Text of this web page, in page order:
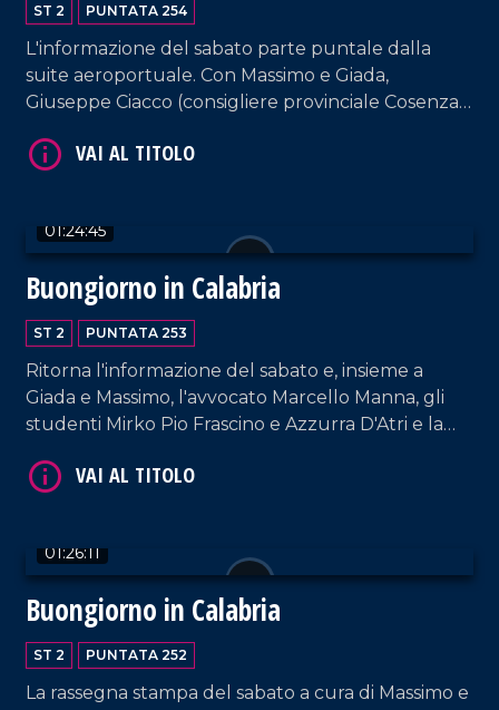
ST 2 PUNTATA 254
L'informazione del sabato parte puntale dalla
suite aeroportuale. Con Massimo e Giada,
Giuseppe Ciacco (consigliere provinciale Cosenza),
Grosso.
01:24:45
Buongiorno in Calabria
ST 2 PUNTATA 253
Ritorna l'informazione del sabato e, insieme a
Giada e Massimo, l'avvocato Marcello Manna, gli
studenti Mirko Pio Frascino e Azzurra D'Atri e la
01:26:11
Buongiorno in Calabria
ST 2 PUNTATA 252
La rassegna stampa del sabato a cura di Massimo e
VAI AL TITOLO
VAI AL TITOLO